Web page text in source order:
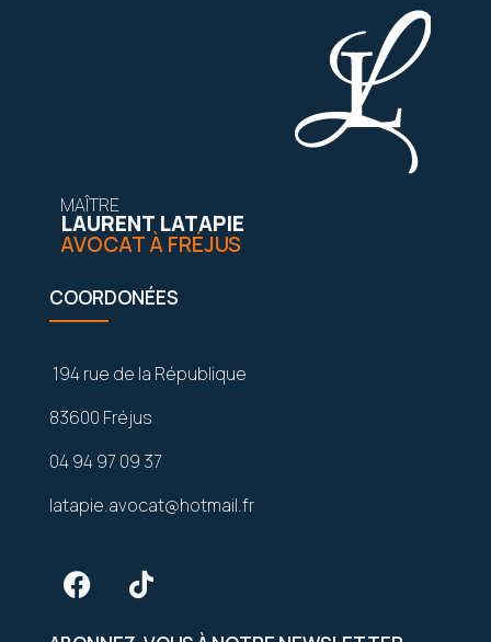
MAÎTRE
LAURENT LATAPIE
AVOCAT À FRÉJUS
COORDONÉES
194 rue de la République
83600 Fréjus
04 94 97 09 37
latapie.avocat@hotmail.fr